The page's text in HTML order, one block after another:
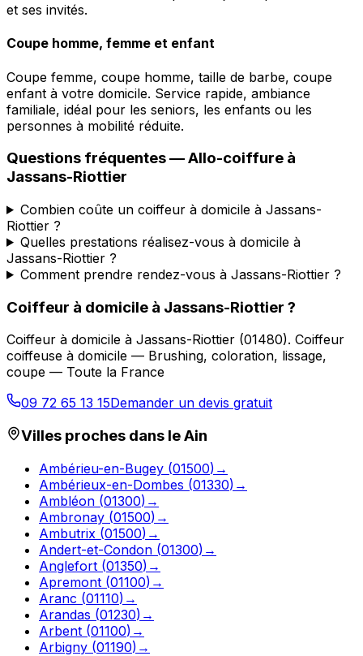
et ses invités.
Coupe homme, femme et enfant
Coupe femme, coupe homme, taille de barbe, coupe
enfant à votre domicile. Service rapide, ambiance
familiale, idéal pour les seniors, les enfants ou les
personnes à mobilité réduite.
Questions fréquentes —Allo-coiffure à
Jassans-Riottier
Combien coûte un coiffeur à domicile à Jassans-
Riottier ?
Quelles prestations réalisez-vous à domicile à
Jassans-Riottier ?
Comment prendre rendez-vous à Jassans-Riottier ?
Coiffeur à domicile à Jassans-Riottier ?
Coiffeur à domicile à Jassans-Riottier (01480). Coiffeur
coiffeuse à domicile — Brushing, coloration, lissage,
coupe — Toute la France
09 72 65 13 15Demander un devis gratuit
Villes proches dans leAin
Ambérieu-en-Bugey (01500) →
Ambérieux-en-Dombes (01330) →
Ambléon (01300) →
Ambronay (01500) →
Ambutrix (01500) →
Andert-et-Condon (01300) →
Anglefort (01350) →
Apremont (01100) →
Aranc (01110) →
Arandas (01230) →
Arbent (01100) →
Arbigny (01190) →